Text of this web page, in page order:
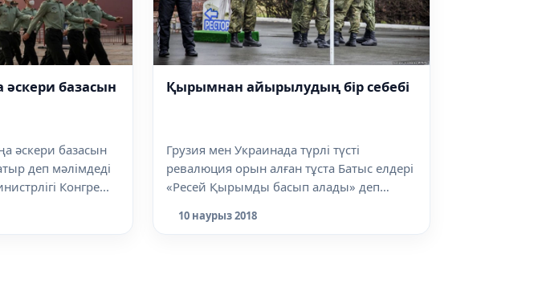
әскери базасын
әскери базасын
деп мәлімдеді
Конгре...
Қырымнан айырылудың бір себебі
Грузия мен Украинада түрлі түсті
ревалюция орын алған тұста Батыс елдері
«Ресей Қырымды басып алады» деп
10 наурыз 2018